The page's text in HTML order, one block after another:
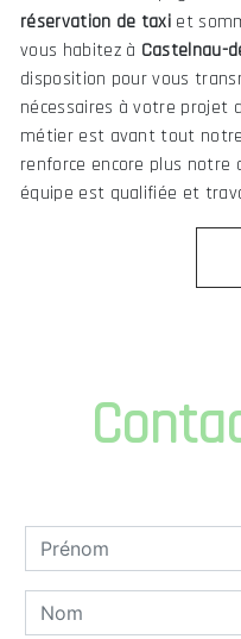
réservation de taxi et
vous habitez à Castelnau-
disposition pour vous
nécessaires à votre projet
métier est avant tout
renforce encore plus notre
équipe est qualifiée et